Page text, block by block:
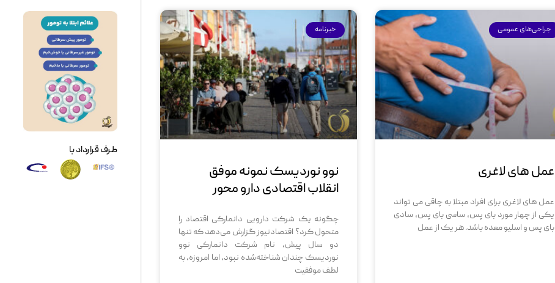
جراحی‌های عمومی
عمل های لاغری
عمل های لاغری برای افراد مبتلا به چاقی می تواند
یکی از چهار مورد بای پس، ساسی بای پس، سادی
بای پس و اسلیو معده باشد. هر یک از عمل
خبرنامه
نوو نوردیسک نمونه موفق
انقلاب اقتصادی دارو محور
چگونه یک شرکت دارویی دانمارکی اقتصاد را
متحول کرد؟ اقتصادنیوز گزارش می‌دهد که تنها
دو سال پیش، نام شرکت دانمارکی نوو
نوردیسک چندان شناخته‌شده نبود، اما امروزه، به
لطف موفقیت
طرف قرارداد با